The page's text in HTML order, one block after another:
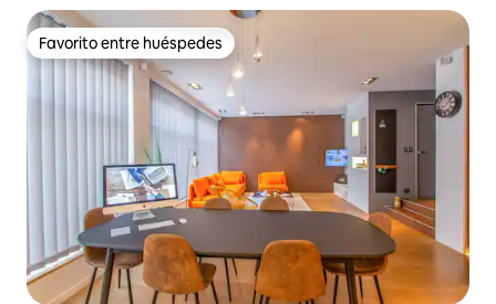
Favorito entre huéspedes
Favorito entre huéspedes